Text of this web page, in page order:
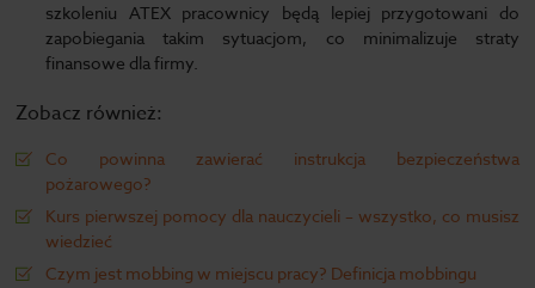
szkoleniu ATEX pracownicy będą lepiej przygotowani do
zapobiegania takim sytuacjom, co minimalizuje straty
finansowe dla firmy.
Zobacz również:
Co powinna zawierać instrukcja bezpieczeństwa
pożarowego?
Kurs pierwszej pomocy dla nauczycieli – wszystko, co musisz
wiedzieć
Czym jest mobbing w miejscu pracy? Definicja mobbingu